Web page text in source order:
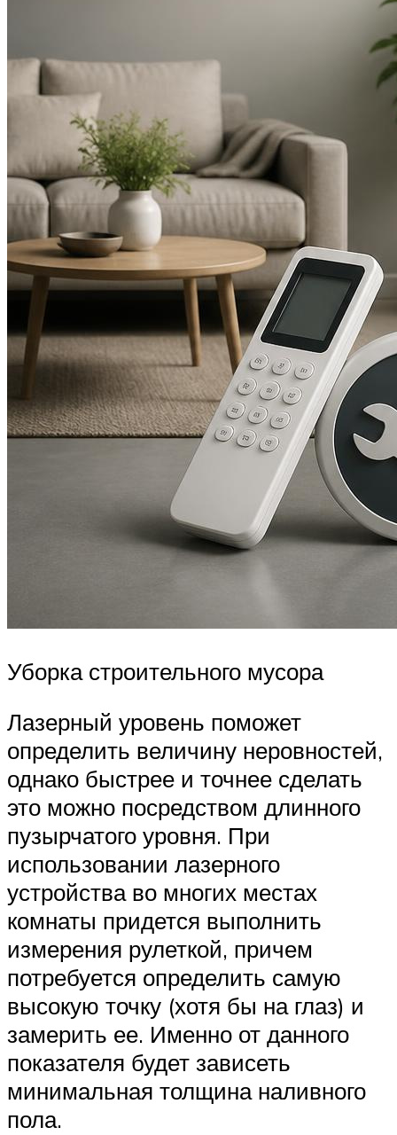
Уборка строительного мусора
Лазерный уровень поможет
определить величину неровностей,
однако быстрее и точнее сделать
это можно посредством длинного
пузырчатого уровня. При
использовании лазерного
устройства во многих местах
комнаты придется выполнить
измерения рулеткой, причем
потребуется определить самую
высокую точку (хотя бы на глаз) и
замерить ее. Именно от данного
показателя будет зависеть
минимальная толщина наливного
пола.